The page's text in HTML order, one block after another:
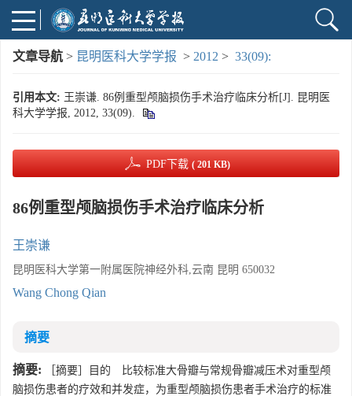
文章导航 > 昆明医科大学学报 > 2012 > 33(09):
引用本文: 王崇谦. 86例重型颅脑损伤手术治疗临床分析[J]. 昆明医
科大学学报, 2012, 33(09).
PDF下载 ( 201 KB)
86例重型颅脑损伤手术治疗临床分析
王崇谦
昆明医科大学第一附属医院神经外科,云南 昆明 650032
Wang Chong Qian
摘要
摘要: ［摘要］目的 比较标准大骨瓣与常规骨瓣减压术对重型颅
脑损伤患者的疗效和并发症，为重型颅脑损伤患者手术治疗的标准